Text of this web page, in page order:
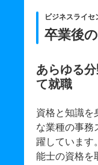
ビジネスライセ
卒業後
あらゆる
て就職
資格と知識を
な業種の事務
躍しています
能士の資格を